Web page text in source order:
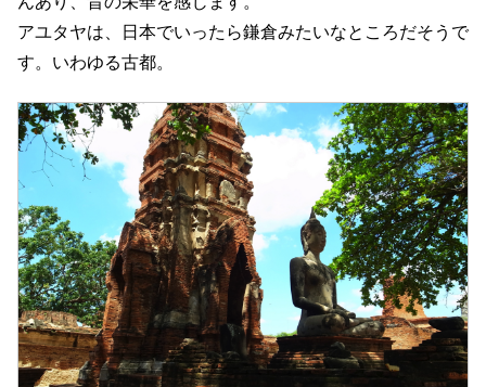
アユタヤは、日本でいったら鎌倉みたいなところだそうで
す。いわゆる古都。